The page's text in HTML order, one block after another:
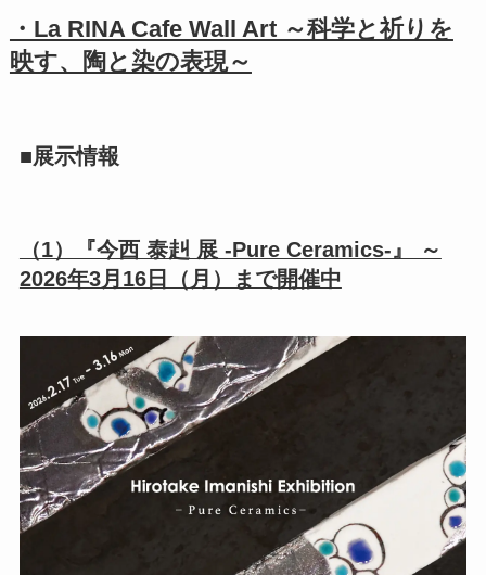
・La RINA Cafe Wall Art ～科学と祈りを
映す、陶と染の表現～
■展示情報
（1）『今西 泰赳 展 -Pure Ceramics-』 ～
2026年3月16日（月）まで開催中